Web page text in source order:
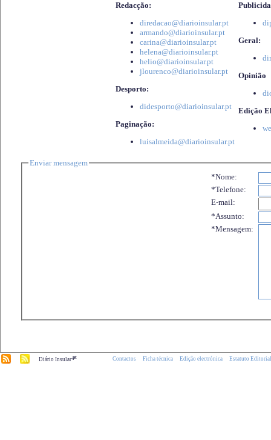
Redacção:
diredacao@diarioinsular.pt
armando@diarioinsular.pt
carina@diarioinsular.pt
helena@diarioinsular.pt
helio@diarioinsular.pt
jlourenco@diarioinsular.pt
Desporto:
didesporto@diarioinsular.pt
Paginação:
luisalmeida@diarioinsular.pt
Geral:
Opinião
Edição
Enviar mensagem
*Nome:
*Telefone:
E-mail:
*Assunto:
*Mensagem:
Diário Insular.pt Contactos Ficha técnica Edição electrónica Estatuto Editorial